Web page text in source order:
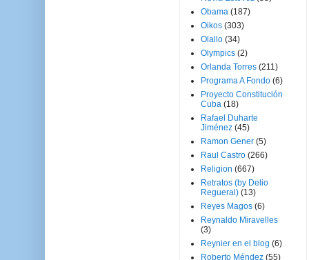
Obama (187)
Oikos (303)
Olallo (34)
Olympics (2)
Orlanda Torres (211)
Programa A Fondo (6)
Proyecto Constitución
Cuba (18)
Rafael Duharte
Jiménez (45)
Ramon Gener (5)
Raul Castro (266)
Religion (667)
Retratos (by Delio
Regueral) (13)
Reyes Magos (6)
Reynaldo Miravelles
(3)
Reynier en el blog (6)
Roberto Méndez (55)